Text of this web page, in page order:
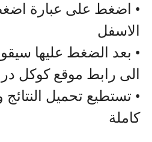
• اضغط على عبارة
الاسفل
• بعد الضغط عليها
الى رابط موقع كوكل
• تستطيع تحميل
كاملة